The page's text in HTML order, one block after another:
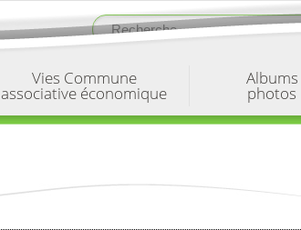
Vies Commune
associative économique
Albums
photos